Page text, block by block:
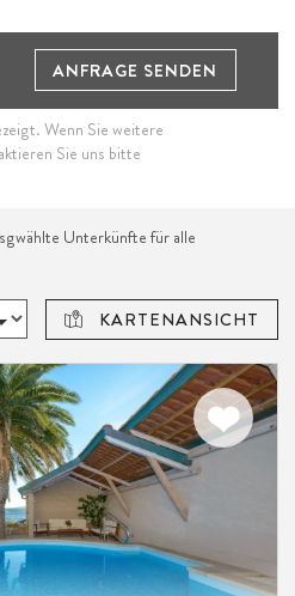
ANFRAGE SENDEN
Wenn Sie weitere
Sie uns bitte
Unterkünfte für alle
KARTENANSICHT